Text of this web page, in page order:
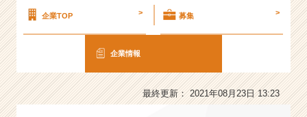
グ
レ
企業TOP > 募集 >
企業情報
最終更新： 2021年08月23日 13:23